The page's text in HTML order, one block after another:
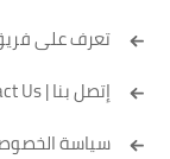
تعرف على
إتصل بنا | Contact Us
سياسة